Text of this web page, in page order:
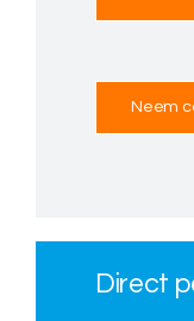
Neem
Direct